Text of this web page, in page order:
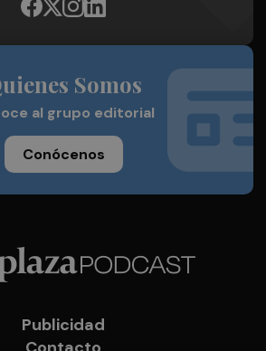
Somos
al grupo editorial
Conócenos
Publicidad